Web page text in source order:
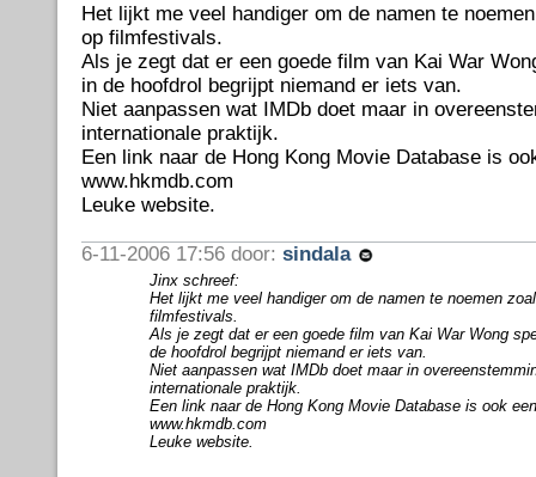
Het lijkt me veel handiger om de namen te
op filmfestivals.
Als je zegt dat er een goede film van Kai War
in de hoofdrol begrijpt niemand er iets van.
Niet aanpassen wat IMDb doet maar in
internationale praktijk.
Een link naar de Hong Kong Movie Database is
www.hkmdb.com
Leuke website.
6-11-2006 17:56 door: sindala
Jinx schreef:
Het lijkt me veel handiger om de namen te noemen
filmfestivals.
Als je zegt dat er een goede film van Kai War Wong
de hoofdrol begrijpt niemand er iets van.
Niet aanpassen wat IMDb doet maar in
internationale praktijk.
Een link naar de Hong Kong Movie Database is ook
www.hkmdb.com
Leuke website.